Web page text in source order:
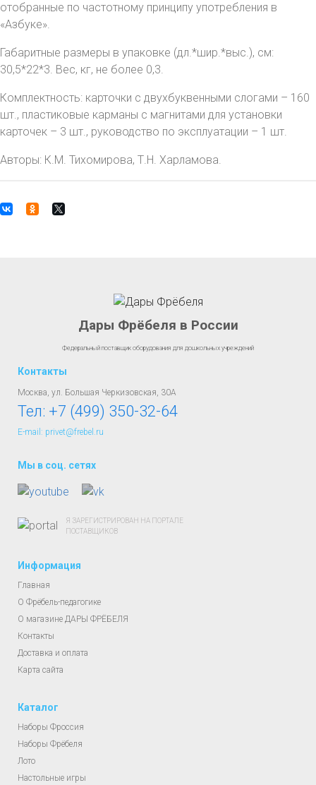
отобранные по частотному принципу употребления в
«Азбуке».
Габаритные размеры в упаковке (дл.*шир.*выс.), см:
30,5*22*3. Вес, кг, не более 0,3.
Комплектность: карточки с двухбуквенными слогами – 160
шт., пластиковые карманы с магнитами для установки
карточек – 3 шт., руководство по эксплуатации – 1 шт.
Авторы: К.М. Тихомирова, Т.Н. Харламова.
Дары Фрёбеля в России
Федеральный поставщик оборудования для дошкольных учреждений
Контакты
Москва, ул. Большая Черкизовская, 30А
Тел: +7 (499) 350-32-64
E-mail: privet@frebel.ru
Мы в соц. сетях
Я ЗАРЕГИСТРИРОВАН НА ПОРТАЛЕ
ПОСТАВЩИКОВ
Информация
Главная
О Фрёбель-педагогике
О магазине ДАРЫ ФРЁБЕЛЯ
Контакты
Доставка и оплата
Карта сайта
Каталог
Наборы Фроссия
Наборы Фрёбеля
Лото
Настольные игры